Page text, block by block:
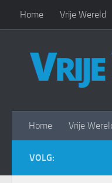
Doorgaan naar inhoud
Home Vrije Wereld
Home Vrije
VOLG: